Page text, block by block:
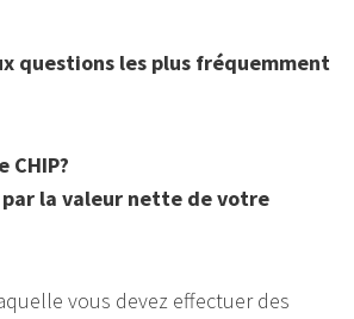
questions les plus fréquemment
la valeur nette de votre
vous devez effectuer des